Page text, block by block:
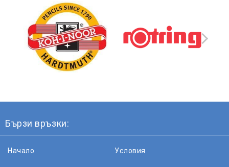
Бързи връзки:
Начало Условия